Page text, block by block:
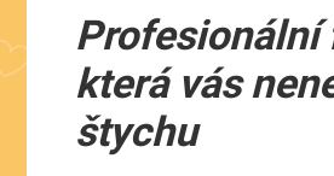
Profesionální
která vás
štychu